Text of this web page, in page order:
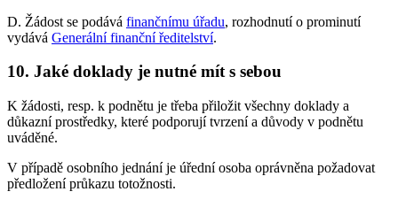
D. Žádost se podává finančnímu úřadu, rozhodnutí o prominutí
vydává Generální finanční ředitelství.
10. Jaké doklady je nutné mít s sebou
K žádosti, resp. k podnětu je třeba přiložit všechny doklady a
důkazní prostředky, které podporují tvrzení a důvody v podnětu
uváděné.
V případě osobního jednání je úřední osoba oprávněna požadovat
předložení průkazu totožnosti.